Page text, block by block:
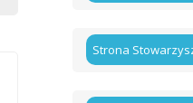
Strona